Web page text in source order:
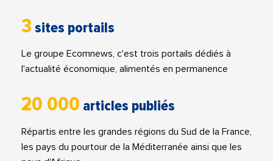
3 sites portails
Le groupe Ecomnews, c'est trois portails dédiés à
l'actualité économique, alimentés en permanence
20 000 articles publiés
Répartis entre les grandes régions du Sud de la France,
les pays du pourtour de la Méditerranée ainsi que les